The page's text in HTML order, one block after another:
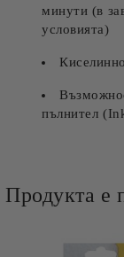
минути (в
условията)
пълнител